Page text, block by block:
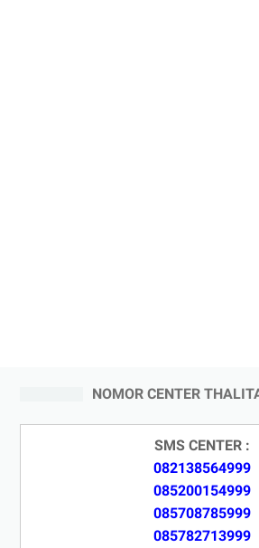
NOMOR CENTER
SMS CENTER :
082138564999
085200154999
085708785999
085782713999